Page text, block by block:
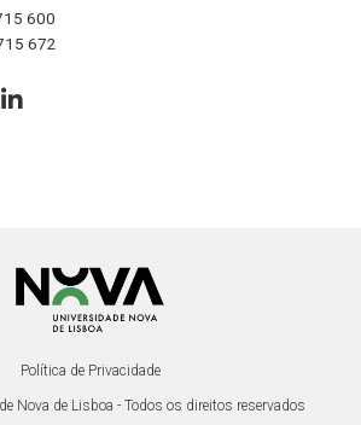
600
672
Política de Privacidade
Nova de Lisboa - Todos os direitos reservados